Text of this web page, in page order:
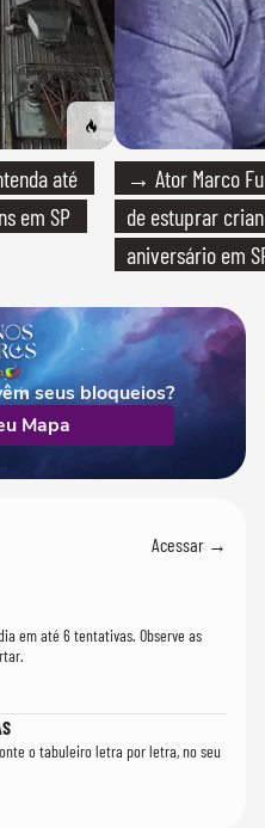
até
em SP
→ Ator Marco
de estuprar
aniversário em
seus bloqueios?
Mapa
Acessar →
em até 6 tentativas. Observe as
o tabuleiro letra por letra, no seu